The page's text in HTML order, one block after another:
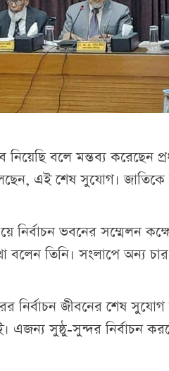
বলে মন্তব্য করেছেন
এই শেষ সুযোগ। জাতিকে
ভবনের সম্মেলন
বলেন তিনি। সংলাপে অন্য
জীবনের শেষ সুযোগ
এজন্য সুষ্ঠু-সুন্দর নির্বাচন